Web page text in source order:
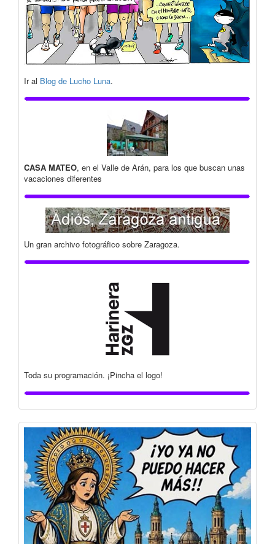
Ir al Blog de Lucho Luna.
CASA MATEO, en el Valle de Arán, para los que buscan unas
vacaciones diferentes
Un gran archivo fotográfico sobre Zaragoza.
Toda su programación. ¡Pincha el logo!